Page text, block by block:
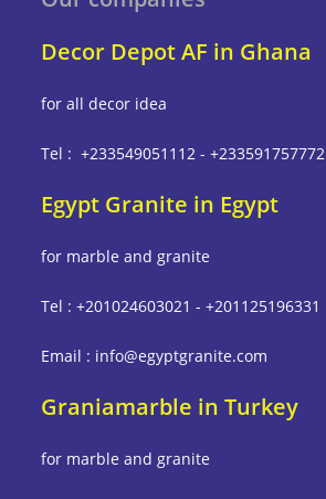
Decor Depot AF in Ghana
for all decor idea
Tel : +233549051112 - +233591757772
Egypt Granite in Egypt
for marble and granite
Tel : +201024603021 - +201125196331
Email : info@egyptgranite.com
Graniamarble in Turkey
for marble and granite